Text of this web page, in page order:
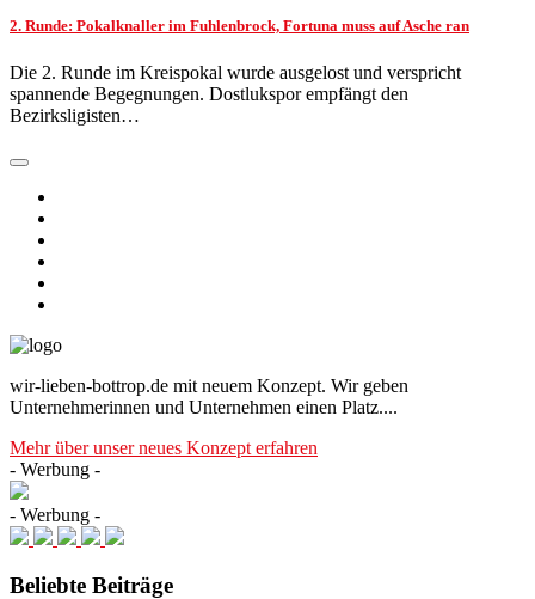
2. Runde: Pokalknaller im Fuhlenbrock, Fortuna muss auf Asche ran
Die 2. Runde im Kreispokal wurde ausgelost und verspricht
spannende Begegnungen. Dostlukspor empfängt den
Bezirksligisten…
wir-lieben-bottrop.de mit neuem Konzept. Wir geben
Unternehmerinnen und Unternehmen einen Platz....
Mehr über unser neues Konzept erfahren
- Werbung -
- Werbung -
Beliebte Beiträge